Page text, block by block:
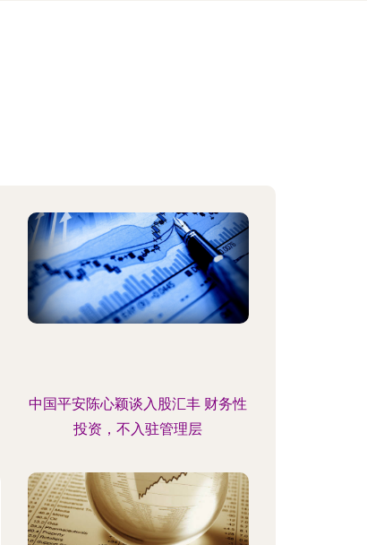
中国平安陈心颖谈入股汇丰 财务性
投资，不入驻管理层